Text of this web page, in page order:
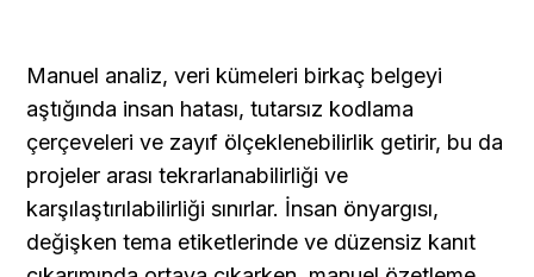
Manuel analiz, veri kümeleri birkaç belgeyi
aştığında insan hatası, tutarsız kodlama
çerçeveleri ve zayıf ölçeklenebilirlik getirir, bu da
projeler arası tekrarlanabilirliği ve
karşılaştırılabilirliği sınırlar. İnsan önyargısı,
değişken tema etiketlerinde ve düzensiz kanıt